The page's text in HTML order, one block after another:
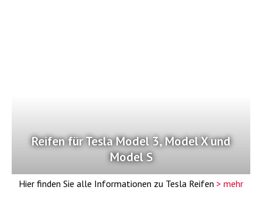
Reifen für Tesla Model 3, Model X und
Model S
Hier finden Sie alle Informationen zu Tesla Reifen > mehr